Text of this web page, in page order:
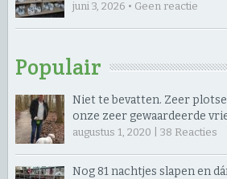
juni 3, 2026 • Geen reactie
Populair
Niet te bevatten. Zeer
onze zeer gewaardeerde
augustus 1, 2020 | 38 Reacties
Nog 81 nachtjes slapen en